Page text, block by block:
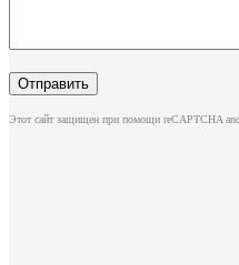
Этот сайт защищен при помощи reCAPTCHA